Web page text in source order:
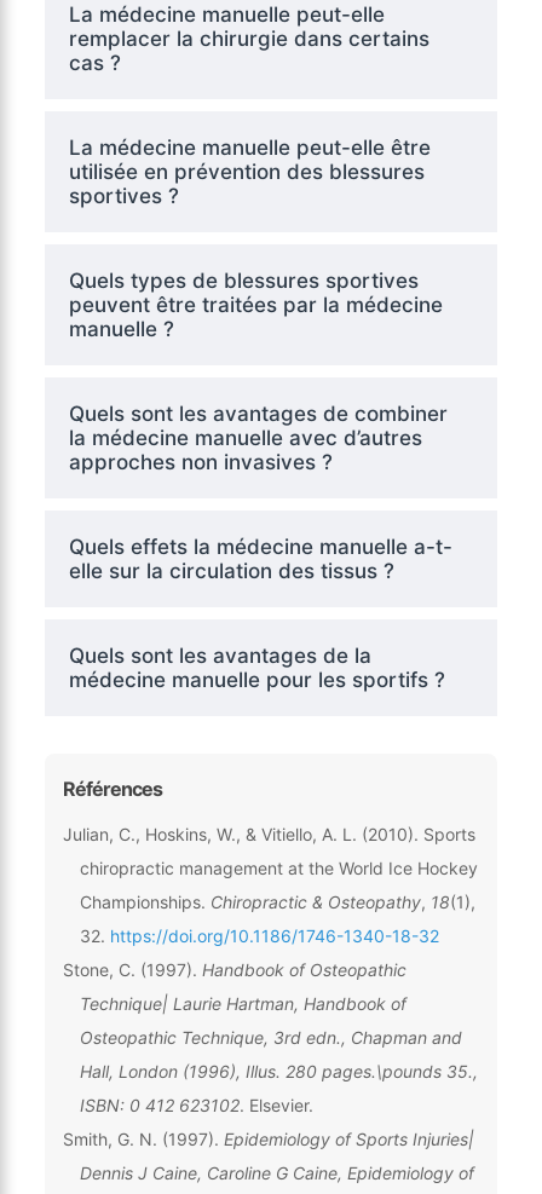
La médecine manuelle peut-elle
remplacer la chirurgie dans certains
cas ?
La médecine manuelle peut-elle être
utilisée en prévention des blessures
sportives ?
Quels types de blessures sportives
peuvent être traitées par la médecine
manuelle ?
Quels sont les avantages de combiner
la médecine manuelle avec d’autres
approches non invasives ?
Quels effets la médecine manuelle a-t-
elle sur la circulation des tissus ?
Quels sont les avantages de la
médecine manuelle pour les sportifs ?
Références
Julian, C., Hoskins, W., & Vitiello, A. L. (2010). Sports
chiropractic management at the World Ice Hockey
Championships. Chiropractic & Osteopathy, 18(1),
32. https://doi.org/10.1186/1746-1340-18-32
Stone, C. (1997). Handbook of Osteopathic
Technique| Laurie Hartman, Handbook of
Osteopathic Technique, 3rd edn., Chapman and
Hall, London (1996), Illus. 280 pages.\pounds 35.,
ISBN: 0 412 623102. Elsevier.
Smith, G. N. (1997). Epidemiology of Sports Injuries|
Dennis J Caine, Caroline G Caine, Epidemiology of